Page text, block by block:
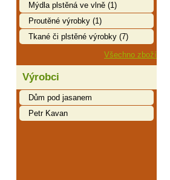
Mýdla plstěná ve vlně (1)
Proutěné výrobky (1)
Tkané či plstěné výrobky (7)
Všechno zboží
Výrobci
Dům pod jasanem
Petr Kavan